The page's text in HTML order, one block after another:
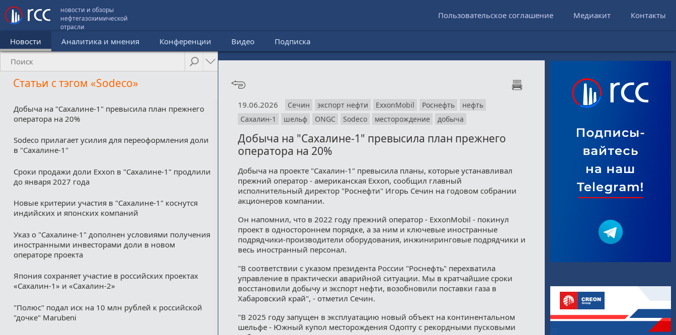
новости и обзоры
нефтегазохимической
отрасли
Пользовательское соглашение Медиакит Контакты
Новости Аналитика и мнения Конференции Видео Подписка
Статьи с тэгом «Sodeco»
Добыча на "Сахалине-1" превысила план прежнего
оператора на 20%
Sodeco прилагает усилия для переоформления доли
в "Сахалине-1"
Сроки продажи доли Exxon в "Сахалине-1" продлили
до января 2027 года
Новые критерии участия в "Сахалине-1" коснутся
индийских и японских компаний
Указ о "Сахалине-1" дополнен условиями получения
иностранными инвесторами доли в новом
операторе проекта
Япония сохраняет участие в российских проектах
«Сахалин-1» и «Сахалин-2»
"Полюс" подал иск на 10 млн рублей к российской
"дочке" Marubeni
19.06.2026 Сечин экспорт нефти ExxonMobil Роснефть
нефть
Сахалин-1
шельф ONGC Sodeco месторождение добыча
Добыча на "Сахалине-1" превысила план прежнего
оператора на 20%
Добыча на проекте "Сахалин-1" превысила планы, которые устанавливал
прежний оператор - американская Exxon, сообщил главный
исполнительный директор "Роснефти" Игорь Сечин на годовом собрании
акционеров компании.
Он напомнил, что в 2022 году прежний оператор - ExxonMobil - покинул
проект в одностороннем порядке, а за ним и ключевые иностранные
подрядчики-производители оборудования, инжиниринговые подрядчики и
весь иностранный персонал.
"В соответствии с указом президента России "Роснефть" перехватила
управление в практически аварийной ситуации. Мы в кратчайшие сроки
восстановили добычу и экспорт нефти, возобновили поставки газа в
Хабаровский край", - отметил Сечин.
"В 2025 году запущен в эксплуатацию новый объект на континентальном
шельфе - Южный купол месторождения Одопту с рекордными пусковыми